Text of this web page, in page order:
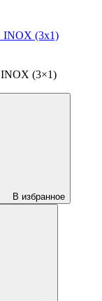
(3х1)
(3×1)
В избранное